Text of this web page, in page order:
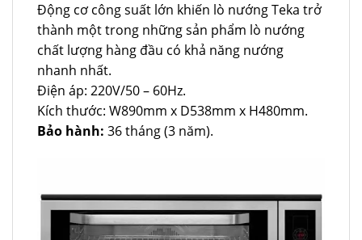
Động cơ công suất lớn khiến lò nướng Teka trở
thành một trong những sản phẩm lò nướng
chất lượng hàng đầu có khả năng nướng
nhanh nhất.
Điện áp: 220V/50 – 60Hz.
Kích thước: W890mm x D538mm x H480mm.
Bảo hành: 36 tháng (3 năm).